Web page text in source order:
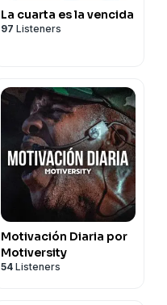
La cuarta es la vencida
97 Listeners
Motivación Diaria por
Motiversity
54 Listeners